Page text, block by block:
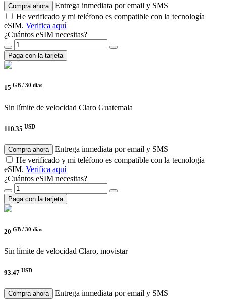
Compra ahora
Entrega inmediata por email y SMS
He verificado y mi teléfono es compatible con la tecnología
eSIM. Verifica aquí
¿Cuántos eSIM necesitas?
Paga con la tarjeta
15 GB / 30 días
Sin límite de velocidad Claro Guatemala
110.35 USD
Compra ahora
Entrega inmediata por email y SMS
He verificado y mi teléfono es compatible con la tecnología
eSIM. Verifica aquí
¿Cuántos eSIM necesitas?
Paga con la tarjeta
20 GB / 30 días
Sin límite de velocidad Claro, movistar
93.47 USD
Compra ahora
Entrega inmediata por email y SMS